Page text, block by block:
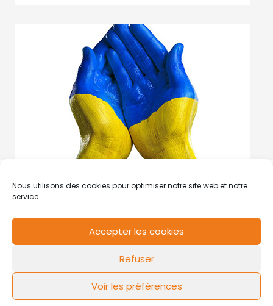
Nous utilisons des cookies pour optimiser notre site web et notre
service.
Accepter les cookies
Refuser
Voir les préférences
Mentions légales Politique de cookies
FLOW44